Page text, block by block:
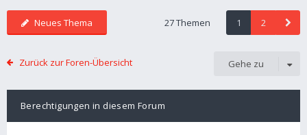
Neues Thema 27 Themen 1 2
Zurück zur Foren-Übersicht Gehe zu
Berechtigungen in diesem Forum